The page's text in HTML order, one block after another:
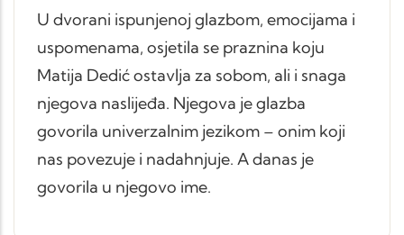
U dvorani ispunjenoj glazbom, emocijama i
uspomenama, osjetila se praznina koju
Matija Dedić ostavlja za sobom, ali i snaga
njegova naslijeđa. Njegova je glazba
govorila univerzalnim jezikom – onim koji
nas povezuje i nadahnjuje. A danas je
govorila u njegovo ime.